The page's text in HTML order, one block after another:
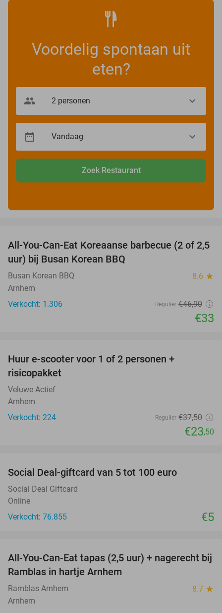
Voordelig spontaan uit
eten?
Zoek Restaurant
30%
All-You-Can-Eat Koreaanse barbecue (2 of 2,5
uur) bij Busan Korean BBQ
Busan Korean BBQ 8.6 star
Arnhem
Verkocht: 1.306
Regulier €46,90
€33
Huur e-scooter voor 1 of 2 personen +
risicopakket
Veluwe Actief
Arnhem
Verkocht: 224
Regulier €37,50
€23,50
Social Deal-giftcard van 5 tot 100 euro
Social Deal Giftcard
Online
Verkocht: 76.855
€5
34%
All-You-Can-Eat tapas (2,5 uur) + nagerecht bij
Ramblas in hartje Arnhem
Ramblas Arnhem 8.7 star
Arnhem